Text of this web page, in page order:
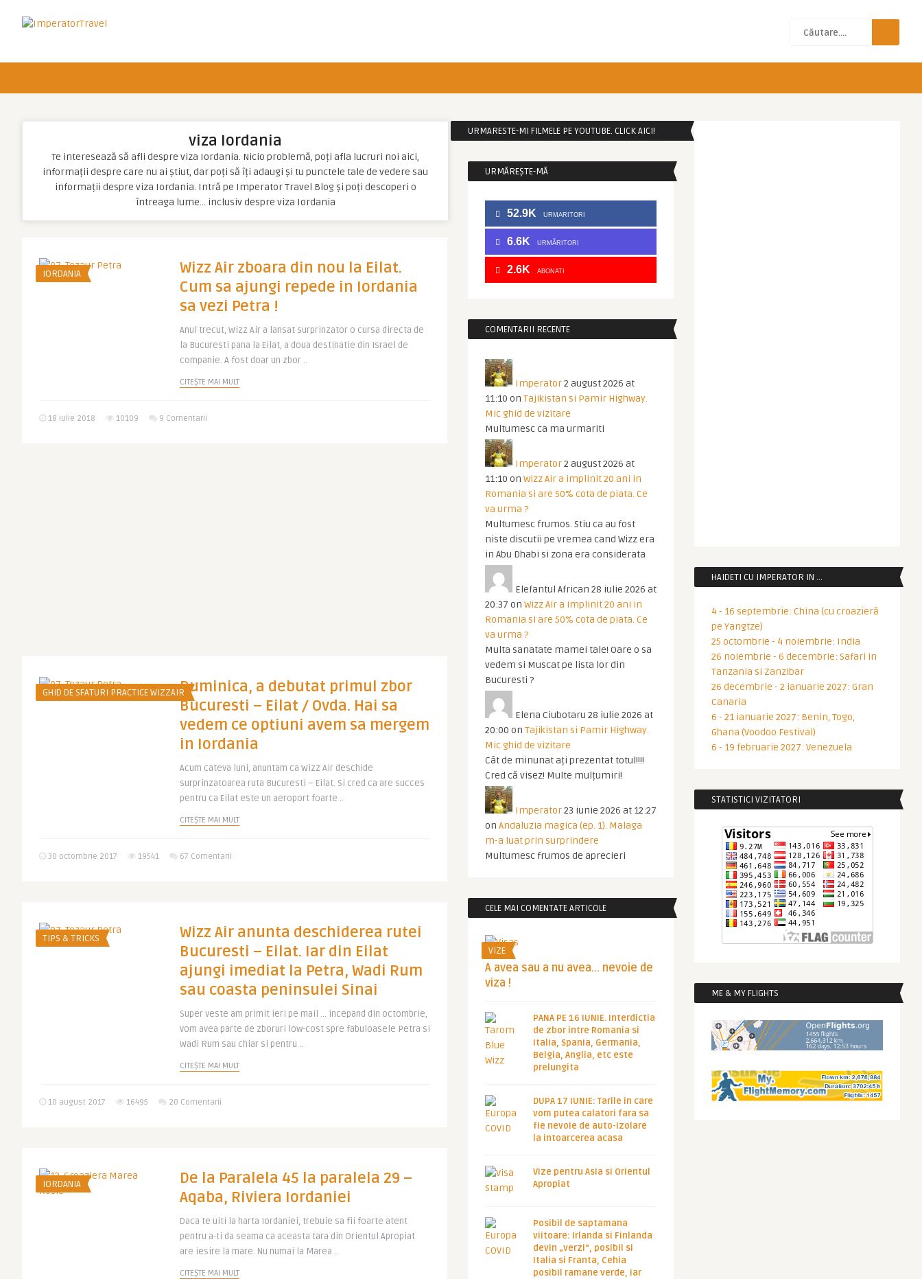
viza Iordania
Te interesează să afli despre viza Iordania. Nicio problemă, poți afla lucruri noi aici,
informații despre care nu ai știut, dar poți să îți adaugi și tu punctele tale de vedere sau
informații despre viza Iordania. Intră pe Imperator Travel Blog și poți descoperi o
întreaga lume… inclusiv despre viza Iordania
IORDANIA
Wizz Air zboara din nou la Eilat.
Cum sa ajungi repede in Iordania
sa vezi Petra !
Anul trecut, Wizz Air a lansat surprinzator o cursa directa de
la Bucuresti pana la Eilat, a doua destinatie din Israel de
companie. A fost doar un zbor ..
CITEȘTE MAI MULT
18 iulie 2018 10109 9 Comentarii
GHID DE SFATURI PRACTICE WIZZAIRDuminica, a debutat primul zbor
Bucuresti – Eilat / Ovda. Hai sa
vedem ce optiuni avem sa mergem
in Iordania
Acum cateva luni, anuntam ca Wizz Air deschide
surprinzatoarea ruta Bucuresti – Eilat. Si cred ca are succes
pentru ca Eilat este un aeroport foarte ..
CITEȘTE MAI MULT
30 octombrie 2017 19541 67 Comentarii
TIPS & TRICKS
Wizz Air anunta deschiderea rutei
Bucuresti – Eilat. Iar din Eilat
ajungi imediat la Petra, Wadi Rum
sau coasta peninsulei Sinai
Super veste am primit ieri pe mail … incepand din octombrie,
vom avea parte de zboruri low-cost spre fabuloasele Petra si
Wadi Rum sau chiar si pentru ..
CITEȘTE MAI MULT
10 august 2017 16495 20 Comentarii
IORDANIA
De la Paralela 45 la paralela 29 –
Aqaba, Riviera Iordaniei
Daca te uiti la harta Iordaniei, trebuie sa fii foarte atent
pentru a-ti da seama ca aceasta tara din Orientul Apropiat
are iesire la mare. Nu numai la Marea ..
CITEȘTE MAI MULT
URMARESTE-MI FILMELE PE YOUTUBE. CLICK AICI!
URMĂREȘTE-MĂ
52.9K URMARITORI
6.6K URMĂRITORI
2.6K ABONATI
COMENTARII RECENTE
Imperator2 august 2026 at
11:10 on Tajikistan si Pamir Highway.
Mic ghid de vizitare
Multumesc ca ma urmariti
Imperator2 august 2026 at
11:10 on Wizz Air a implinit 20 ani in
Romania si are 50% cota de piata. Ce
va urma ?
Multumesc frumos. Stiu ca au fost
niste discutii pe vremea cand Wizz era
in Abu Dhabi si zona era considerata
Elefantul African 28 iulie 2026 at
20:37 on Wizz Air a implinit 20 ani in
Romania si are 50% cota de piata. Ce
va urma ?
Multa sanatate mamei tale! Oare o sa
vedem si Muscat pe lista lor din
Bucuresti ?
Elena Ciubotaru 28 iulie 2026 at
20:00 on Tajikistan si Pamir Highway.
Mic ghid de vizitare
Cât de minunat ați prezentat totul!!!!
Cred că visez! Multe mulțumiri!
Imperator23 iunie 2026 at 12:27
on Andaluzia magica (ep. 1). Malaga
m-a luat prin surprindere
Multumesc frumos de aprecieri
CELE MAI COMENTATE ARTICOLE
VIZE
A avea sau a nu avea… nevoie de
viza !
PANA PE 16 IUNIE. Interdictia
de zbor intre Romania si
Italia, Spania, Germania,
Belgia, Anglia, etc este
prelungita
DUPA 17 IUNIE: Tarile in care
vom putea calatori fara sa
fie nevoie de auto-izolare
la intoarcerea acasa
Vize pentru Asia si Orientul
Apropiat
Posibil de saptamana
viitoare: Irlanda si Finlanda
devin „verzi”, posibil si
Italia si Franta, Cehia
posibil ramane verde, iar
HAIDETI CU IMPERATOR IN …
4 - 16 septembrie: China (cu croazieră
pe Yangtze)
25 octombrie - 4 noiembrie: India
26 noiembrie - 6 decembrie: Safari in
Tanzania si Zanzibar
26 decembrie - 2 ianuarie 2027: Gran
Canaria
6 - 21 ianuarie 2027: Benin, Togo,
Ghana (Voodoo Festival)
6 - 19 februarie 2027: Venezuela
STATISTICI VIZITATORI
ME & MY FLIGHTS